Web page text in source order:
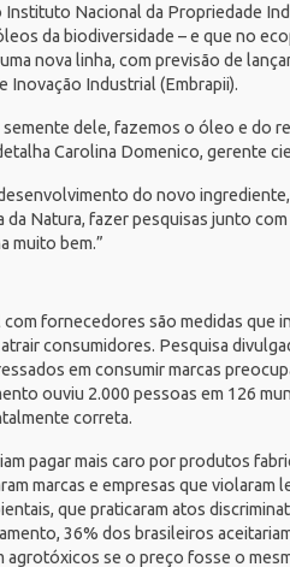
Instituto Nacional da Propriedade
da biodiversidade – e que no
nova linha, com previsão de
Inovação Industrial (Embrapii).
dele, fazemos o óleo e do
Carolina Domenico, gerente
do novo
Natura, fazer pesquisas junto
muito bem.”
fornecedores são medidas que
consumidores. Pesquisa
em consumir marcas
ouviu 2.000 pessoas em 126
correta.
pagar mais caro por produtos
marcas e empresas que violaram
que praticaram atos
36% dos brasileiros
se o preço fosse o